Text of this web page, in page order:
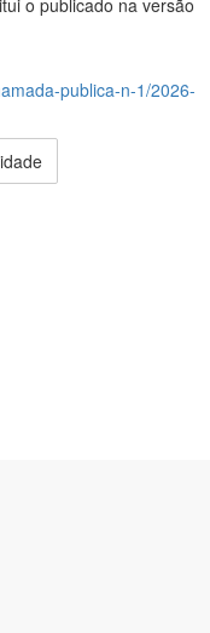
o publicado na versão
publica-n-1/2026-